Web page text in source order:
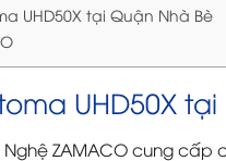
UHD50X tại Quận Nhà Bè
UHD50X
ZAMACO cung